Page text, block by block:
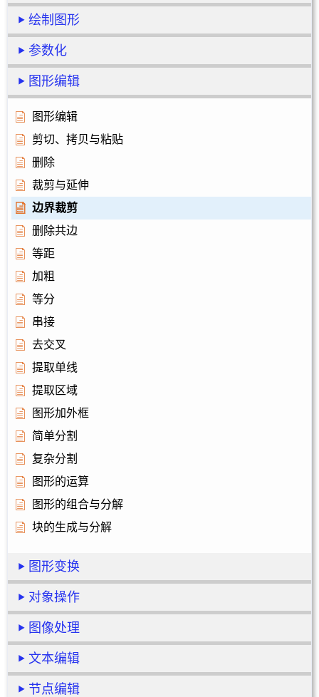
绘制图形
参数化
图形编辑
图形编辑
剪切、拷贝与粘贴
删除
裁剪与延伸
边界裁剪
删除共边
等距
加粗
等分
串接
去交叉
提取单线
提取区域
图形加外框
简单分割
复杂分割
图形的运算
图形的组合与分解
块的生成与分解
图形变换
对象操作
图像处理
文本编辑
节点编辑